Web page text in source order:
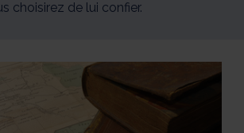
choisirez de lui confier.